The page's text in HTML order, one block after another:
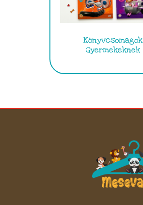
Könyvcsomagok
Gyermekeknek